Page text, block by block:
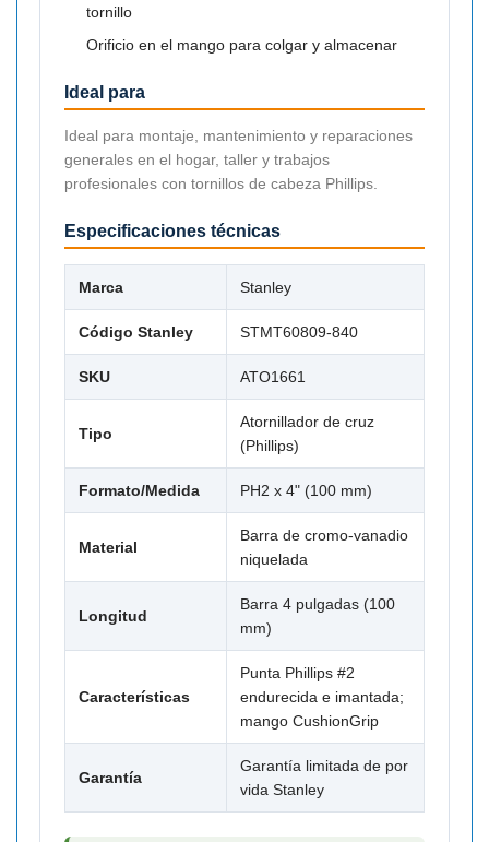
tornillo
Orificio en el mango para colgar y almacenar
Ideal para
Ideal para montaje, mantenimiento y reparaciones
generales en el hogar, taller y trabajos
profesionales con tornillos de cabeza Phillips.
Especificaciones técnicas
Marca Stanley
Código Stanley STMT60809-840
SKU ATO1661
Tipo
Atornillador de cruz
(Phillips)
Formato/Medida PH2 x 4" (100 mm)
Material
Barra de cromo-vanadio
niquelada
Longitud
Barra 4 pulgadas (100
mm)
Características
Punta Phillips #2
endurecida e imantada;
mango CushionGrip
Garantía
Garantía limitada de por
vida Stanley